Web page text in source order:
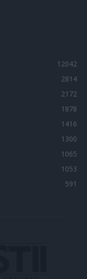
12042
2814
2172
1878
1416
1300
1065
1053
591